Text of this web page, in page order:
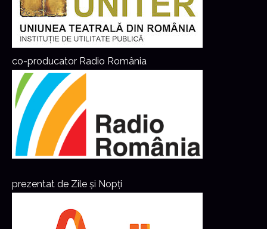
co-producator Radio România
prezentat de Zile și Nopți